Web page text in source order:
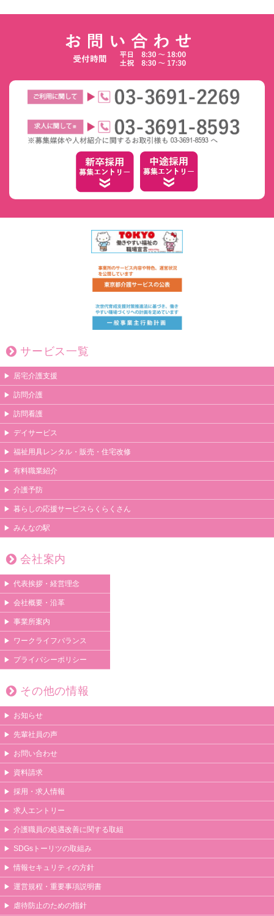
サービス一覧
居宅介護支援
訪問介護
訪問看護
デイサービス
福祉用具レンタル・販売・住宅改修
有料職業紹介
介護予防
暮らしの応援サービスらくらくさん
みんなの駅
会社案内
代表挨拶・経営理念
会社概要・沿革
事業所案内
ワークライフバランス
プライバシーポリシー
その他の情報
お知らせ
先輩社員の声
お問い合わせ
資料請求
採用・求人情報
求人エントリー
介護職員の処遇改善に関する取組
SDGsトーリツの取組み
情報セキュリティの方針
運営規程・重要事項説明書
虐待防止のための指針